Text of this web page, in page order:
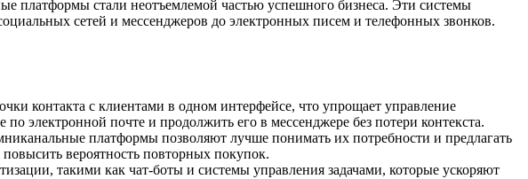
платформы стали неотъемлемой частью успешного бизнеса. Эти системы
сетей и мессенджеров до электронных писем и телефонных звонков.
контакта с клиентами в одном интерфейсе, что упрощает управление
электронной почте и продолжить его в мессенджере без потери контекста.
платформы позволяют лучше понимать их потребности и предлагать
вероятность повторных покупок.
такими как чат-боты и системы управления задачами, которые ускоряют